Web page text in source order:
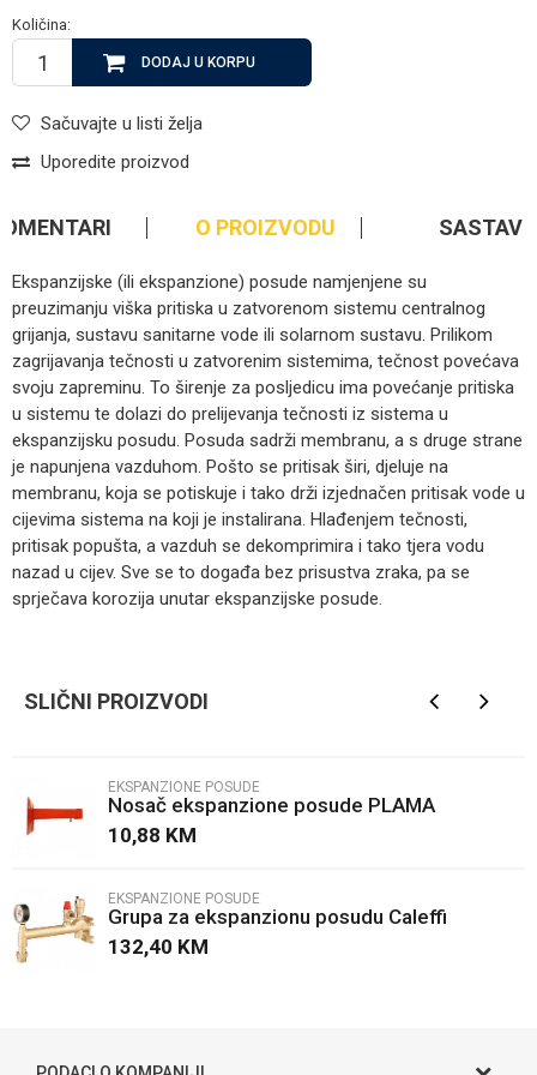
Količina:
DODAJ U KORPU
Sačuvajte u listi želja
Uporedite proizvod
O PROIZVODU SASTAV
Ekspanzijske (ili ekspanzione) posude namjenjene su
preuzimanju viška pritiska u zatvorenom sistemu centralnog
grijanja, sustavu sanitarne vode ili solarnom sustavu. Prilikom
zagrijavanja tečnosti u zatvorenim sistemima, tečnost povećava
svoju zapreminu. To širenje za posljedicu ima povećanje pritiska
u sistemu te dolazi do prelijevanja tečnosti iz sistema u
ekspanzijsku posudu. Posuda sadrži membranu, a s druge strane
je napunjena vazduhom. Pošto se pritisak širi, djeluje na
membranu, koja se potiskuje i tako drži izjednačen pritisak vode u
cijevima sistema na koji je instalirana. Hlađenjem tečnosti,
pritisak popušta, a vazduh se dekomprimira i tako tjera vodu
nazad u cijev. Sve se to događa bez prisustva zraka, pa se
sprječava korozija unutar ekspanzijske posude.
Poruka
SLIČNI PROIZVODI
EKSPANZIONE POSUDE
Nosač ekspanzione posude PLAMA
10,88 KM
EKSPANZIONE POSUDE
Grupa za ekspanzionu posudu Caleffi
132,40 KM